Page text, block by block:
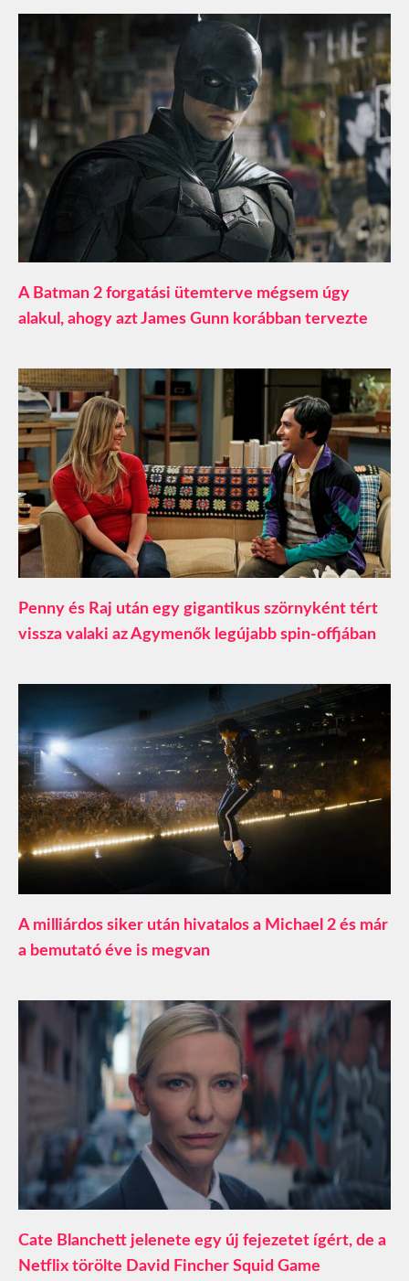
A Batman 2 forgatási ütemterve mégsem úgy
alakul, ahogy azt James Gunn korábban tervezte
Penny és Raj után egy gigantikus szörnyként tért
vissza valaki az Agymenők legújabb spin-offjában
A milliárdos siker után hivatalos a Michael 2 és már
a bemutató éve is megvan
Cate Blanchett jelenete egy új fejezetet ígért, de a
Netflix törölte David Fincher Squid Game